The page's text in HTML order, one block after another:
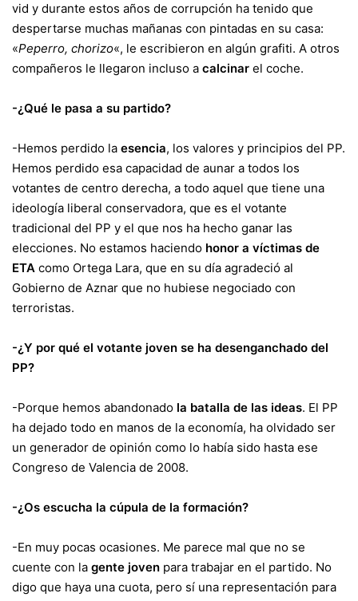
vid y durante estos años de corrupción ha tenido que
despertarse muchas mañanas con pintadas en su casa:
«Peperro, chorizo«, le escribieron en algún grafiti. A otros
compañeros le llegaron incluso a calcinar el coche.
-¿Qué le pasa a su partido?
-Hemos perdido la esencia, los valores y principios del PP.
Hemos perdido esa capacidad de aunar a todos los
votantes de centro derecha, a todo aquel que tiene una
ideología liberal conservadora, que es el votante
tradicional del PP y el que nos ha hecho ganar las
elecciones. No estamos haciendo honor a víctimas de
ETA como Ortega Lara, que en su día agradeció al
Gobierno de Aznar que no hubiese negociado con
terroristas.
-¿Y por qué el votante joven se ha desenganchado del
PP?
-Porque hemos abandonado la batalla de las ideas. El PP
ha dejado todo en manos de la economía, ha olvidado ser
un generador de opinión como lo había sido hasta ese
Congreso de Valencia de 2008.
-¿Os escucha la cúpula de la formación?
-En muy pocas ocasiones. Me parece mal que no se
cuente con la gente joven para trabajar en el partido. No
digo que haya una cuota, pero sí una representación para